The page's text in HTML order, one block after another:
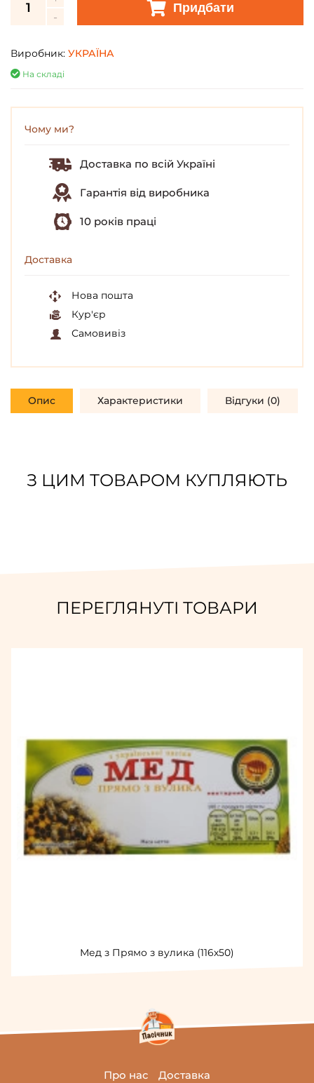
Придбати
Виробник: УКРАЇНА
На складі
Чому ми?
Доставка по всій Україні
Гарантія від виробника
10 років праці
Доставка
Нова пошта
Кур'єр
Самовивіз
Опис Характеристики Відгуки (0)
З ЦИМ ТОВАРОМ КУПЛЯЮТЬ
ПЕРЕГЛЯНУТІ ТОВАРИ
Мед з Прямо з вулика (116х50)
Про нас Доставка